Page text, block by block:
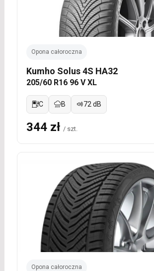
Opona całoroczna
Kumho Solus 4S HA32
205/60 R16 96 V XL
C B 72 dB
344 zł / szt.
Opona całoroczna